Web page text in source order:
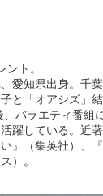
ト。
愛知県出身。千
と「オアシズ」
バラエティ番組
躍している。近
』（集英社）、
）。